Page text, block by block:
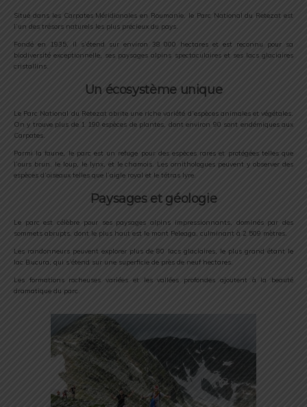
Situé dans les Carpates Méridionales en Roumanie, le Parc National du Retezat est
l’un des trésors naturels les plus précieux du pays.
Fondé en 1935, il s’étend sur environ 38 000 hectares et est reconnu pour sa
biodiversité exceptionnelle, ses paysages alpins spectaculaires et ses lacs glaciaires
cristallins.
Un écosystème unique
Le Parc National du Retezat abrite une riche variété d’espèces animales et végétales.
On y trouve plus de 1 190 espèces de plantes, dont environ 90 sont endémiques aux
Carpates.
Parmi la faune, le parc est un refuge pour des espèces rares et protégées telles que
l’ours brun, le loup, le lynx, et le chamois. Les ornithologues peuvent y observer des
espèces d’oiseaux telles que l’aigle royal et le tétras lyre.
Paysages et géologie
Le parc est célèbre pour ses paysages alpins impressionnants, dominés par des
sommets abrupts, dont le plus haut est le mont Peleaga, culminant à 2 509 mètres.
Les randonneurs peuvent explorer plus de 80 lacs glaciaires, le plus grand étant le
lac Bucura, qui s’étend sur une superficie de près de neuf hectares.
Les formations rocheuses variées et les vallées profondes ajoutent à la beauté
dramatique du parc.